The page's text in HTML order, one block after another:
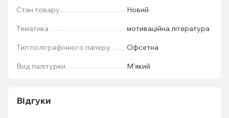
Стан товару Новий
Тематика мотиваційна література
Тип поліграфічного паперу Офсетна
Вид палітурки М'який
Відгуки